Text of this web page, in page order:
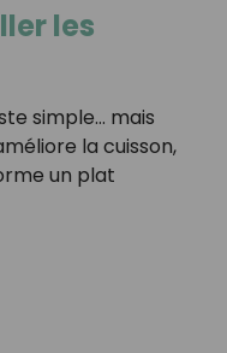
les
simple… mais
la cuisson,
un plat